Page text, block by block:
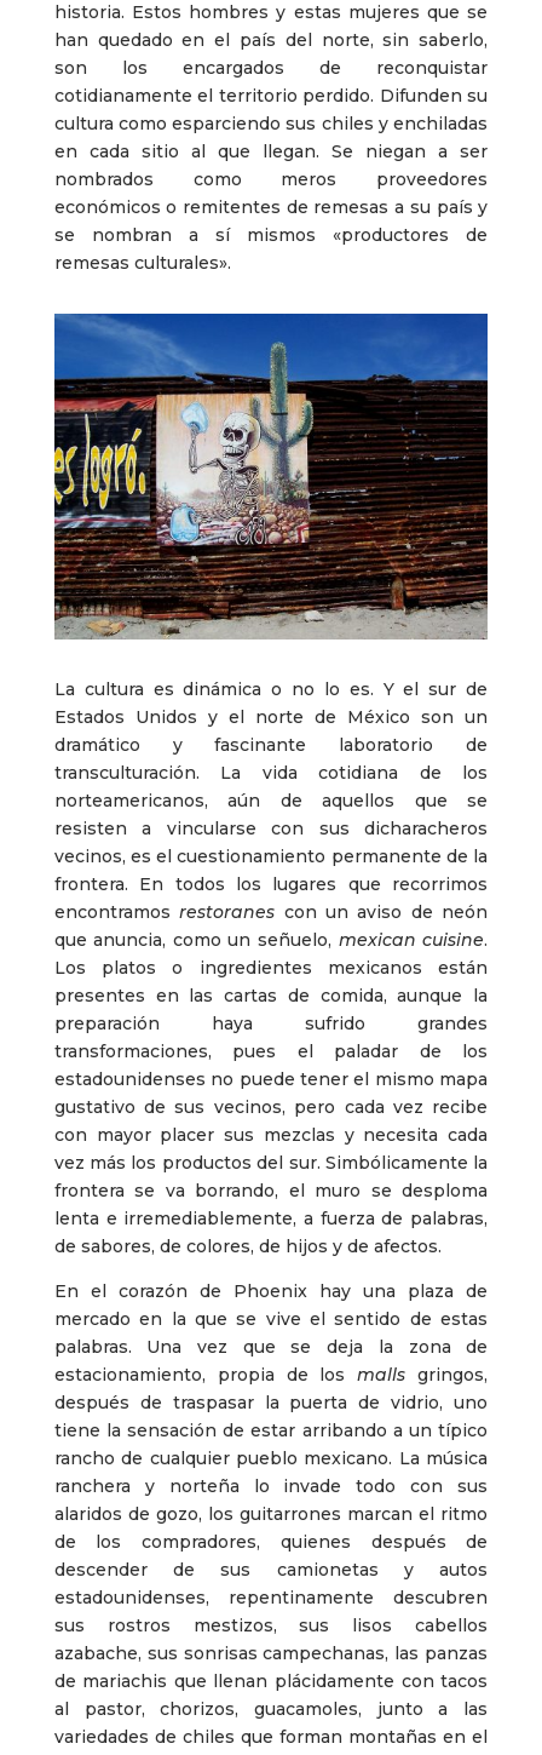
historia. Estos hombres y estas mujeres que se
han quedado en el país del norte, sin saberlo,
son los encargados de reconquistar
cotidianamente el territorio perdido. Difunden su
cultura como esparciendo sus chiles y enchiladas
en cada sitio al que llegan. Se niegan a ser
nombrados como meros proveedores
económicos o remitentes de remesas a su país y
se nombran a sí mismos «productores de
remesas culturales».
La cultura es dinámica o no lo es. Y el sur de
Estados Unidos y el norte de México son un
dramático y fascinante laboratorio de
transculturación. La vida cotidiana de los
norteamericanos, aún de aquellos que se
resisten a vincularse con sus dicharacheros
vecinos, es el cuestionamiento permanente de la
frontera. En todos los lugares que recorrimos
encontramosrestoranes con un aviso de neón
que anuncia, como un señuelo, mexican cuisine.
Los platos o ingredientes mexicanos están
presentes en las cartas de comida, aunque la
preparación haya sufrido grandes
transformaciones, pues el paladar de los
estadounidenses no puede tener el mismo mapa
gustativo de sus vecinos, pero cada vez recibe
con mayor placer sus mezclas y necesita cada
vez más los productos del sur. Simbólicamente la
frontera se va borrando, el muro se desploma
lenta e irremediablemente, a fuerza de palabras,
de sabores, de colores, de hijos y de afectos.
En el corazón de Phoenix hay una plaza de
mercado en la que se vive el sentido de estas
palabras. Una vez que se deja la zona de
estacionamiento, propia de losmallsgringos,
después de traspasar la puerta de vidrio, uno
tiene la sensación de estar arribando a un típico
rancho de cualquier pueblo mexicano. La música
ranchera y norteña lo invade todo con sus
alaridos de gozo, los guitarrones marcan el ritmo
de los compradores, quienes después de
descender de sus camionetas y autos
estadounidenses, repentinamente descubren
sus rostros mestizos, sus lisos cabellos
azabache, sus sonrisas campechanas, las panzas
de mariachis que llenan plácidamente con tacos
al pastor, chorizos, guacamoles, junto a las
variedades de chiles que forman montañas en el